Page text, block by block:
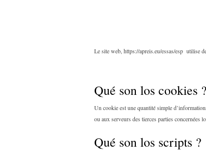
Le site web, https://apreis.eu/essas/esp utilise
Qué son los cookies ?
Un cookie est une quantité simple
ou aux serveurs des tierces parties concernées
Qué son los scripts ?